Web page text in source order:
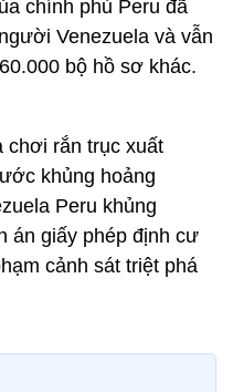
chính phủ Peru đã
Venezuela và vẫn
bộ hồ sơ khác.
chơi rắn trục xuất
khủng hoảng
Peru khủng
án giấy phép định cư
cảnh sát triệt phá